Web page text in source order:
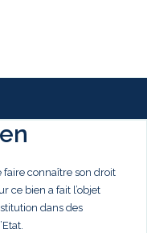
faire connaître son droit
ce bien a fait l’objet
dans des